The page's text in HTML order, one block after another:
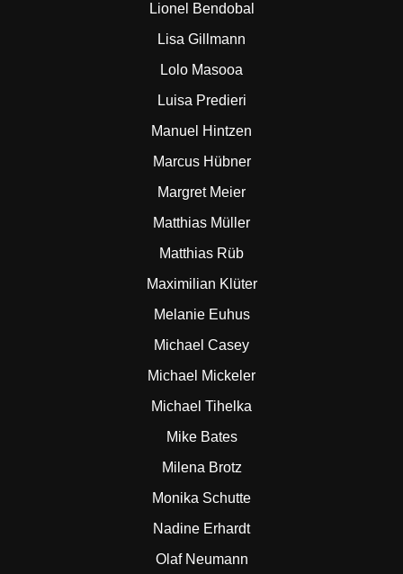
Lionel Bendobal
Lisa Gillmann
Lolo Masooa
Luisa Predieri
Manuel Hintzen
Marcus Hübner
Margret Meier
Matthias Müller
Matthias Rüb
Maximilian Klüter
Melanie Euhus
Michael Casey
Michael Mickeler
Michael Tihelka
Mike Bates
Milena Brotz
Monika Schutte
Nadine Erhardt
Olaf Neumann